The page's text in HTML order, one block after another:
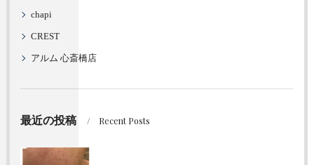
chapi
CREST
アルム 心斎橋店
最近の投稿 Recent Posts